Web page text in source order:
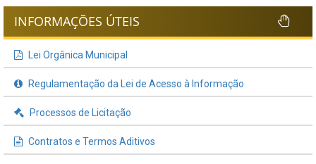
INFORMAÇÕES ÚTEIS
Lei Orgânica Municipal
Regulamentação da Lei de Acesso à Informação
Processos de Licitação
Contratos e Termos Aditivos